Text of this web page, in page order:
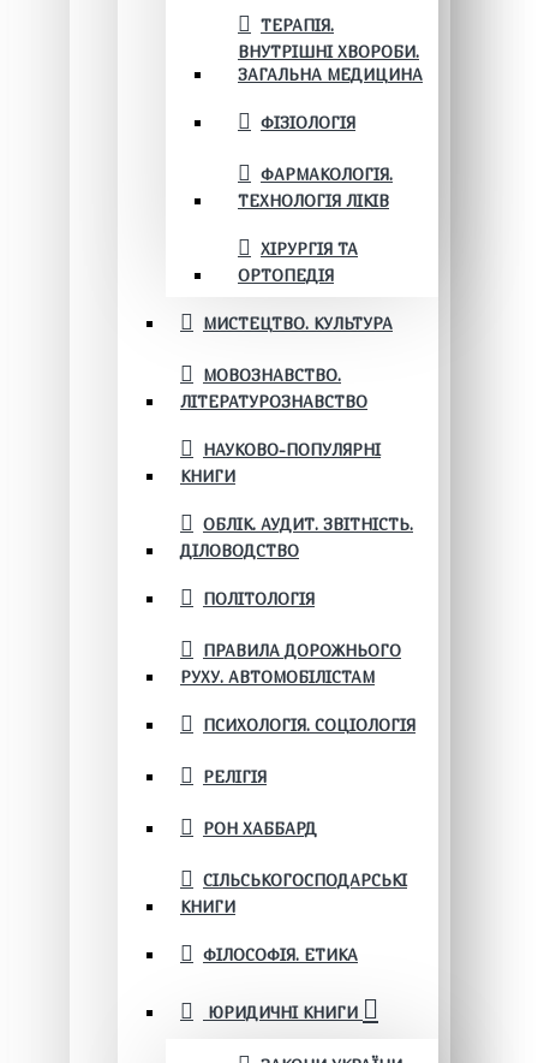
ТЕРАПІЯ.
ВНУТРІШНІ ХВОРОБИ.
ЗАГАЛЬНА МЕДИЦИНА
ФІЗІОЛОГІЯ
ФАРМАКОЛОГІЯ.
ТЕХНОЛОГІЯ ЛІКІВ
ХІРУРГІЯ ТА
ОРТОПЕДІЯ
МИСТЕЦТВО. КУЛЬТУРА
МОВОЗНАВСТВО.
ЛІТЕРАТУРОЗНАВСТВО
НАУКОВО-ПОПУЛЯРНІ
КНИГИ
ОБЛІК. АУДИТ. ЗВІТНІСТЬ.
ДІЛОВОДСТВО
ПОЛІТОЛОГІЯ
ПРАВИЛА ДОРОЖНЬОГО
РУХУ. АВТОМОБІЛІСТАМ
ПСИХОЛОГІЯ. СОЦІОЛОГІЯ
РЕЛІГІЯ
РОН ХАББАРД
СІЛЬСЬКОГОСПОДАРСЬКІ
КНИГИ
ФІЛОСОФІЯ. ЕТИКА
ЮРИДИЧНІ КНИГИ